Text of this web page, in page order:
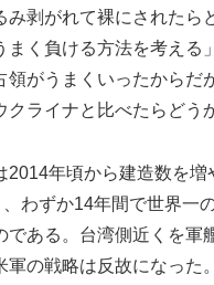
み剥がれて裸にされたら
まく負ける方法を考える
領がうまくいったからだ
クライナと比べたらどう
2014年頃から建造数を
わずか14年間で世界一
である。台湾側近くを軍
軍の戦略は反故になった